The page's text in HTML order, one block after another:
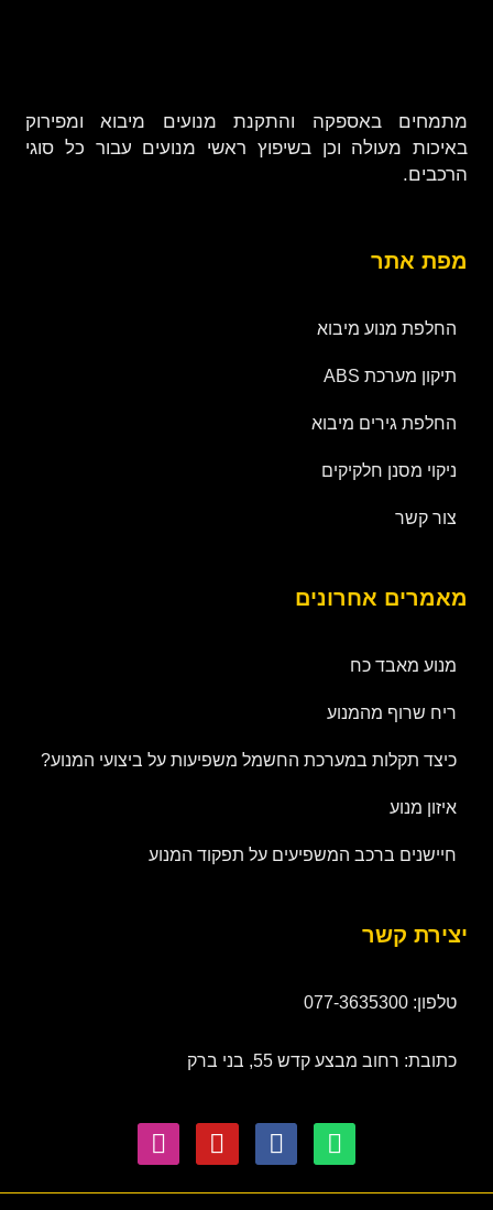
מתמחים באספקה והתקנת מנועים מיבוא ומפירוק
באיכות מעולה וכן בשיפוץ ראשי מנועים עבור כל סוגי
הרכבים.
מפת אתר
החלפת מנוע מיבוא
תיקון מערכת ABS
החלפת גירים מיבוא
ניקוי מסנן חלקיקים
צור קשר
מאמרים אחרונים
מנוע מאבד כח
ריח שרוף מהמנוע
כיצד תקלות במערכת החשמל משפיעות על ביצועי המנוע?
איזון מנוע
חיישנים ברכב המשפיעים על תפקוד המנוע
יצירת קשר
טלפון: 077-3635300
כתובת: רחוב מבצע קדש 55, בני ברק